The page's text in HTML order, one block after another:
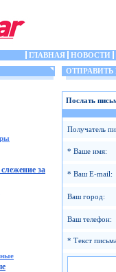
ГЛАВНАЯ НОВОСТИ
за
Послать
Получатель
* Ваше имя:
* Ваш E-mail:
Ваш город:
Ваш телефон:
* Текст